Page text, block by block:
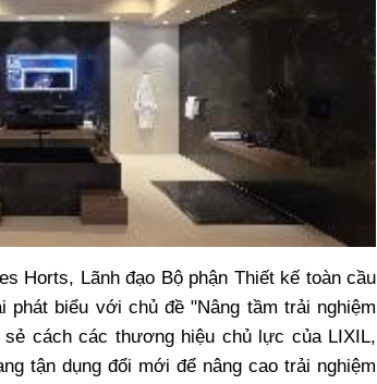
Horts, Lãnh đạo Bộ phận Thiết kế toàn cầu
biểu với chủ đề "Nâng tầm trải nghiệm
cách các thương hiệu chủ lực của LIXIL,
tận dụng đổi mới để nâng cao trải nghiệm